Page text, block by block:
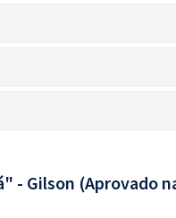
- Gilson (Aprovado